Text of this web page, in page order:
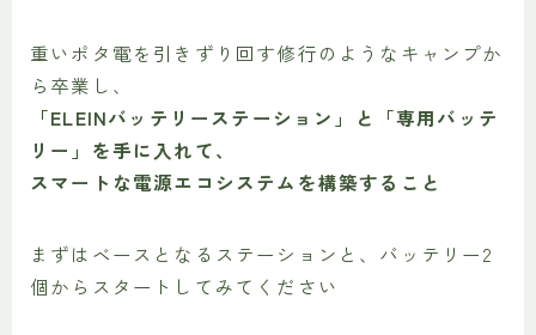
重いポタ電を引きずり回す修行のようなキャンプか
ら卒業し、
「ELEINバッテリーステーション」と「専用バッテ
リー」を手に入れて、
スマートな電源エコシステムを構築すること
まずはベースとなるステーションと、バッテリー2
個からスタートしてみてください